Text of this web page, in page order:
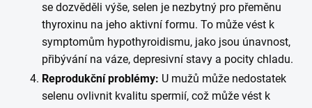
se dozvěděli výše, selen je nezbytný pro přeměnu
thyroxinu na jeho aktivní formu. To může vést k
symptomům hypothyroidismu, jako jsou únavnost,
přibývání na váze, depresivní stavy a pocity chladu.
Reprodukční problémy: U mužů může nedostatek
selenu ovlivnit kvalitu spermií, což může vést k